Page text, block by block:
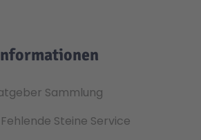
Sammlung
Fehlende Steine Service